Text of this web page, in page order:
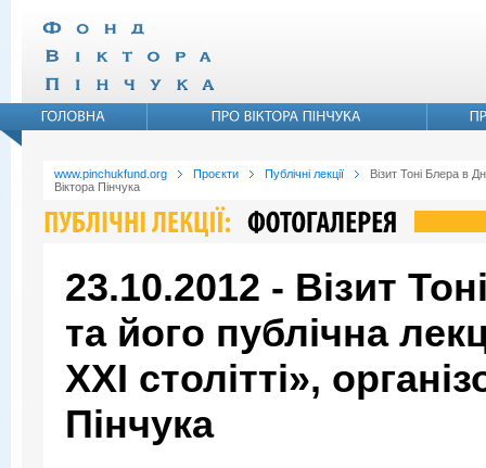
www.pinchukfund.org Проєкти Публічні лекції
Візит Тоні Блера в
Віктора Пінчука
23.10.2012 - Візит
та його публічна
XXI столітті»,
Пінчука